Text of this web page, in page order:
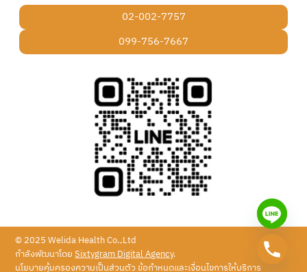
02-002-7757
099-756-7667
© 2025 Welida Health Co.,Ltd
กำลังพัฒนาโดยSixtygram Digital Agency.
นโยบายคุ้มครองความเป็นส่วนตัว ข้อกำหนดและเงื่อนไขการให้บริการ